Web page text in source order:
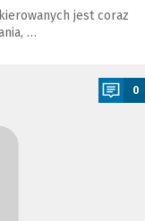
jest coraz
…
0